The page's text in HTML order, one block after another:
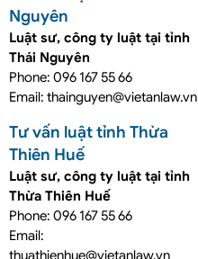
Nguyên
Luật sư, công ty luật tại tỉnh
Thái Nguyên
Phone: 096 167 55 66
Email: thainguyen@vietanlaw.vn
Tư vấn luật tỉnh Thừa
Thiên Huế
Luật sư, công ty luật tại tỉnh
Thừa Thiên Huế
Phone: 096 167 55 66
Email:
thuathienhue@vietanlaw.vn